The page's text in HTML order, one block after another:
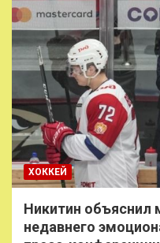
ХОККЕЙ
Никитин объяснил
недавнего